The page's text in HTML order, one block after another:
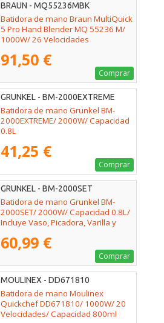
BRAUN - MQ55236MBK
Batidora de mano Braun MultiQuick
5 Pro Hand Blender MQ 55236 M/
1000W/ 26 Velocidades
91,50 €
Comprar
GRUNKEL - BM-2000EXTREME
Batidora de mano Grunkel BM-
2000EXTREME/ 2000W/ Capacidad
0.8L
41,25 €
Comprar
GRUNKEL - BM-2000SET
Batidora de mano Grunkel BM-
2000SET/ 2000W/ Capacidad 0.8L/
Incluye Vaso, Picadora, Varilla y
60,99 €
Comprar
MOULINEX - DD671810
Batidora de mano Moulinex
Quickchef DD671810/ 1000W/ 20
Velocidades/ Capacidad 800ml